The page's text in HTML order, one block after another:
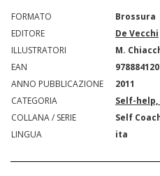
FORMATO
Brossura
EDITORE
De Vecchi
ILLUSTRATORI
M.
EAN
ANNO PUBBLICAZIONE
2011
CATEGORIA
Self-
COLLANA / SERIE
Self
LINGUA
ita